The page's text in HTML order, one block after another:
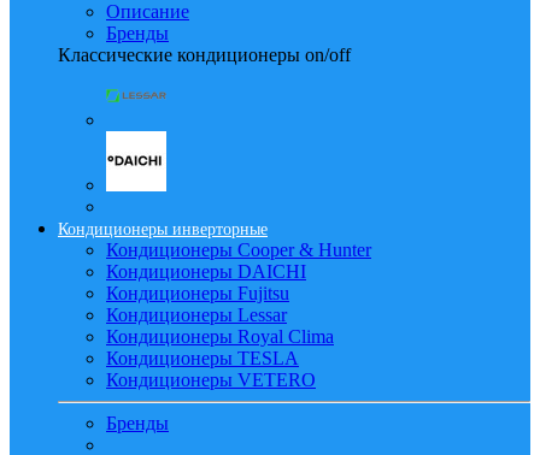
Описание
Бренды
Классические кондиционеры on/off
Кондиционеры инверторные
Кондиционеры Cooper & Hunter
Кондиционеры DAICHI
Кондиционеры Fujitsu
Кондиционеры Lessar
Кондиционеры Royal Clima
Кондиционеры TESLA
Кондиционеры VETERO
Бренды